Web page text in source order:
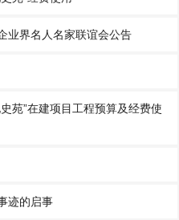
业界名人名家联谊会公告
苑”在建项目工程预算及经费使
迹的启事